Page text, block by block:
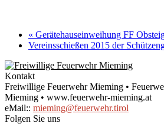
« Gerätehauseinweihung FF
Vereinsschießen 2015 der
Kontakt
Freiwillige Feuerwehr Mieming •
Mieming • www.feuerwehr-mieming.at
eMail:: mieming@feuerwehr.tirol
Folgen Sie uns